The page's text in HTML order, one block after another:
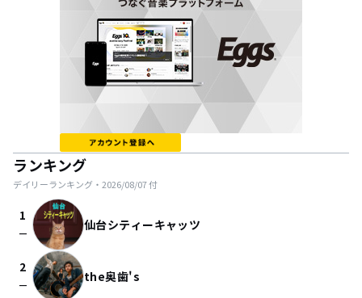
ランキング
デイリーランキング・ 2026/08/07付
1
check_indeterminate_small 仙台シティーキャッツ
2
check_indeterminate_small the奥歯's